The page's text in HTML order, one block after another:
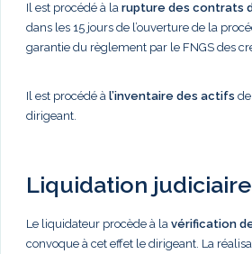
Il est procédé à la rupture des contrats
dans les 15 jours de l’ouverture de la
garantie du règlement par le FNGS des
Il est procédé à l’inventaire des actifs
dirigeant.
Liquidation
Le liquidateur procède à la vérification
convoque à cet effet le dirigeant. La